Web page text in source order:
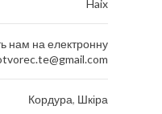
Haix
нам на електронну
Кордура, Шкіра